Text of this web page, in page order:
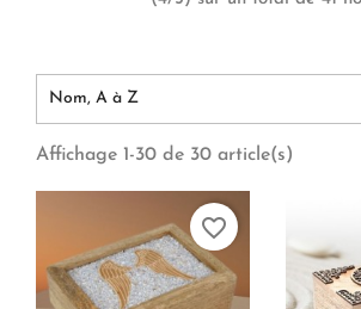
Nom, A à Z
Affichage 1-30 de 30 article(s)
favorite_border